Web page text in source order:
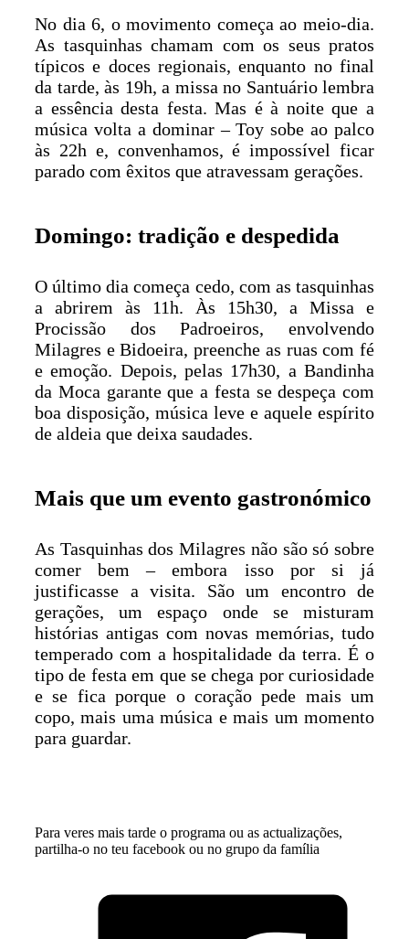
No dia 6, o movimento começa ao meio-dia.
As tasquinhas chamam com os seus pratos
típicos e doces regionais, enquanto no final
da tarde, às 19h, a missa no Santuário lembra
a essência desta festa. Mas é à noite que a
música volta a dominar – Toy sobe ao palco
às 22h e, convenhamos, é impossível ficar
parado com êxitos que atravessam gerações.
Domingo: tradição e despedida
O último dia começa cedo, com as tasquinhas
a abrirem às 11h. Às 15h30, a Missa e
Procissão dos Padroeiros, envolvendo
Milagres e Bidoeira, preenche as ruas com fé
e emoção. Depois, pelas 17h30, a Bandinha
da Moca garante que a festa se despeça com
boa disposição, música leve e aquele espírito
de aldeia que deixa saudades.
Mais que um evento gastronómico
As Tasquinhas dos Milagres não são só sobre
comer bem – embora isso por si já
justificasse a visita. São um encontro de
gerações, um espaço onde se misturam
histórias antigas com novas memórias, tudo
temperado com a hospitalidade da terra. É o
tipo de festa em que se chega por curiosidade
e se fica porque o coração pede mais um
copo, mais uma música e mais um momento
para guardar.
Para veres mais tarde o programa ou as actualizações,
partilha-o no teu facebook ou no grupo da família